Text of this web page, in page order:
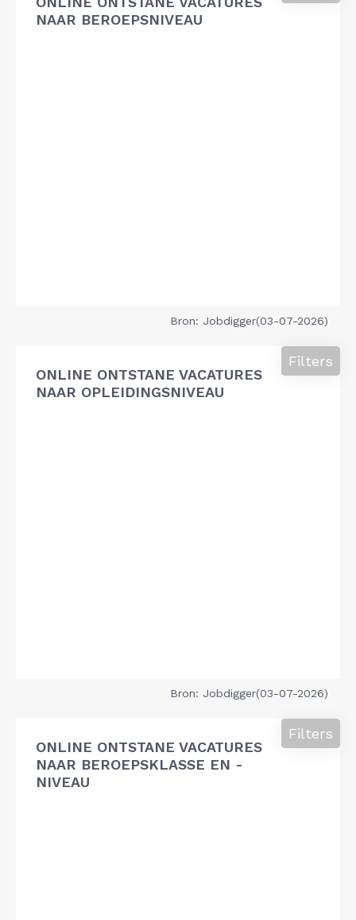
NAAR BEROEPSNIVEAU
Bron: Jobdigger(03-07-2026)
ONLINE ONTSTANE VACATURES
NAAR OPLEIDINGSNIVEAU
Filters
Bron: Jobdigger(03-07-2026)
ONLINE ONTSTANE VACATURES
NAAR BEROEPSKLASSE EN -
NIVEAU
Filters